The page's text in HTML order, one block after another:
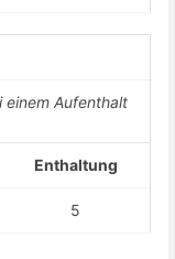
einem Aufenthalt
Enthaltung
5